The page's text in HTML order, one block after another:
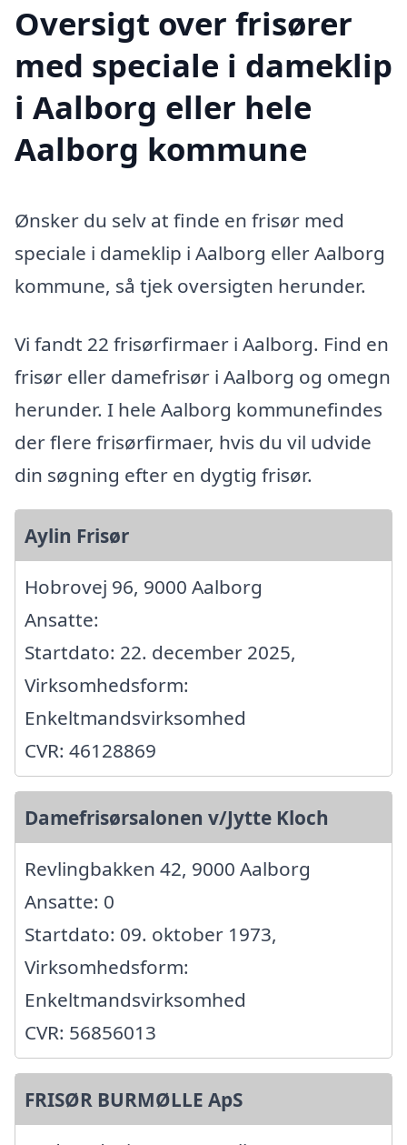
Oversigt over frisører
med speciale i dameklip
i Aalborg eller hele
Aalborg kommune
Ønsker du selv at finde en frisør med
speciale i dameklip i Aalborg eller Aalborg
kommune, så tjek oversigten herunder.
Vi fandt 22 frisørfirmaer i Aalborg. Find en
frisør eller damefrisør i Aalborg og omegn
herunder. I hele Aalborg kommunefindes
der flere frisørfirmaer, hvis du vil udvide
din søgning efter en dygtig frisør.
Aylin Frisør
Hobrovej 96, 9000 Aalborg
Ansatte:
Startdato: 22. december 2025,
Virksomhedsform:
Enkeltmandsvirksomhed
CVR: 46128869
Damefrisørsalonen v/Jytte Kloch
Revlingbakken 42, 9000 Aalborg
Ansatte: 0
Startdato: 09. oktober 1973,
Virksomhedsform:
Enkeltmandsvirksomhed
CVR: 56856013
FRISØR BURMØLLE ApS